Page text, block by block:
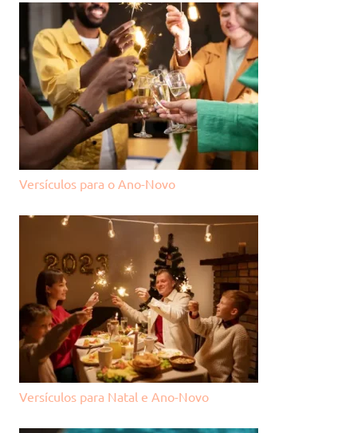
Versículos para o Ano-Novo
Versículos para Natal e Ano-Novo